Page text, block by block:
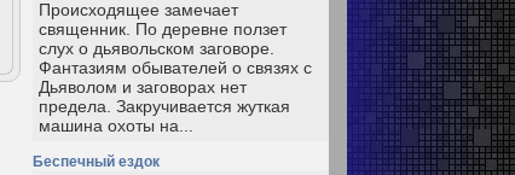
Происходящее замечает
священник. По деревне ползет
слух о дьявольском заговоре.
Фантазиям обывателей о связях с
Дьяволом и заговорах нет
предела. Закручивается жуткая
машина охоты на...
Беспечный ездок